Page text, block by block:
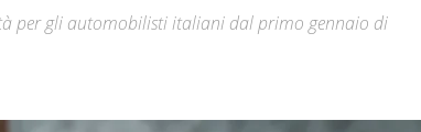
per gli automobilisti italiani dal primo gennaio di